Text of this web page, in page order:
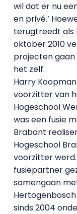
wil dat er nu
en privé.’
terugtreedt als
oktober 2010
projecten gaan
het zelf.
Harry
voorzitter van
Hogeschool
was een fusie
Brabant
Hogeschool
voorzitter
fusiepartner
samengaan
sinds 2004